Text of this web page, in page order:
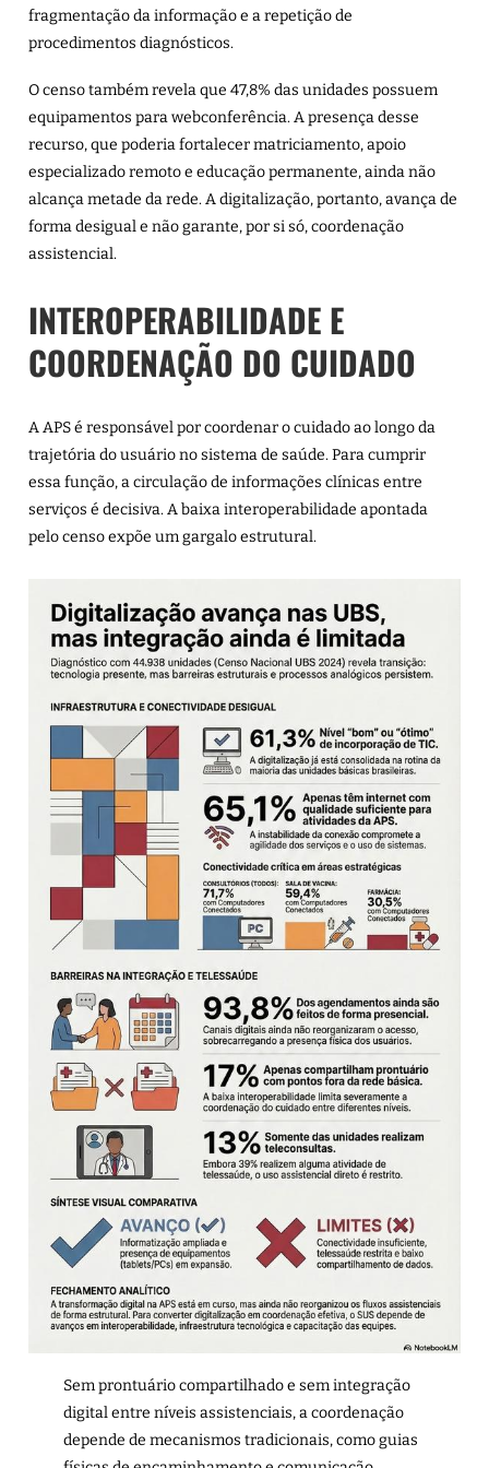
fragmentação da informação e a repetição de
procedimentos diagnósticos.
O censo também revela que 47,8% das unidades possuem
equipamentos para webconferência. A presença desse
recurso, que poderia fortalecer matriciamento, apoio
especializado remoto e educação permanente, ainda não
alcança metade da rede. A digitalização, portanto, avança de
forma desigual e não garante, por si só, coordenação
assistencial.
INTEROPERABILIDADE E
COORDENAÇÃO DO CUIDADO
A APS é responsável por coordenar o cuidado ao longo da
trajetória do usuário no sistema de saúde. Para cumprir
essa função, a circulação de informações clínicas entre
serviços é decisiva. A baixa interoperabilidade apontada
pelo censo expõe um gargalo estrutural.
Sem prontuário compartilhado e sem integração
digital entre níveis assistenciais, a coordenação
depende de mecanismos tradicionais, como guias